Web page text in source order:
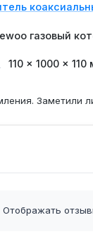
5-6
газовый
110 × 1000 × 110
Отображать